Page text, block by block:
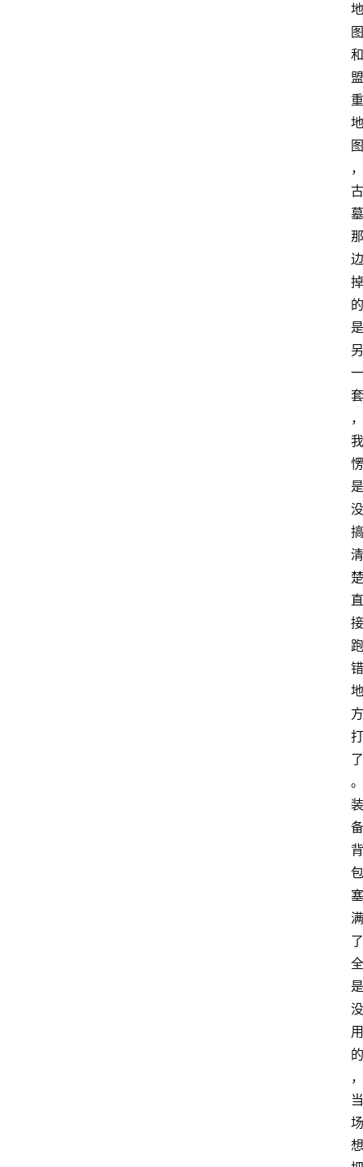
地
图
和
盟
重
地
图
，
古
墓
那
边
掉
的
是
另
一
套
，
我
愣
是
没
搞
清
楚
直
接
跑
错
地
方
打
了
。
装
备
背
包
塞
满
了
全
是
没
用
的
，
当
场
想